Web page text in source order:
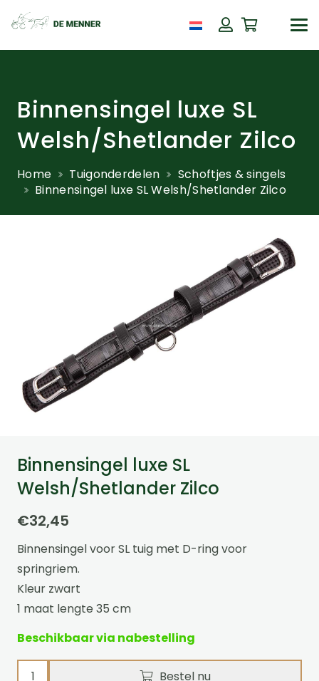
Binnensingel luxe SL
Welsh/Shetlander Zilco
Home Tuigonderdelen
Schoftjes & singels
Binnensingel luxe SL Welsh/Shetlander Zilco
Binnensingel luxe SL
Welsh/Shetlander Zilco
€32,45
Binnensingel voor SL tuig met D-ring voor
springriem.
Kleur zwart
1 maat lengte 35 cm
Beschikbaar via nabestelling
Binnensingel
Bestel nu